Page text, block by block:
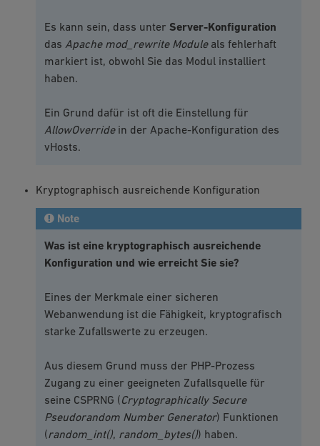
Es kann sein, dass unter Server-Konfiguration
das Apache mod_rewrite Moduleals fehlerhaft
markiert ist, obwohl Sie das Modul installiert
haben.
Ein Grund dafür ist oft die Einstellung für
AllowOverridein der Apache-Konfiguration des
vHosts.
Kryptographisch ausreichende Konfiguration
Note
Was ist eine kryptographisch ausreichende
Konfiguration und wie erreicht Sie sie?
Eines der Merkmale einer sicheren
Webanwendung ist die Fähigkeit, kryptografisch
starke Zufallswerte zu erzeugen.
Aus diesem Grund muss der PHP-Prozess
Zugang zu einer geeigneten Zufallsquelle für
seine CSPRNG (Cryptographically Secure
Pseudorandom Number Generator) Funktionen
(random_int(), random_bytes()) haben.